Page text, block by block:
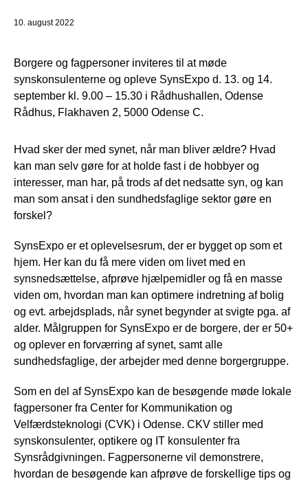
10. august 2022
Borgere og fagpersoner inviteres til at møde
synskonsulenterne og opleve SynsExpo d. 13. og 14.
september kl. 9.00 – 15.30 i Rådhushallen, Odense
Rådhus, Flakhaven 2, 5000 Odense C.
Hvad sker der med synet, når man bliver ældre? Hvad
kan man selv gøre for at holde fast i de hobbyer og
interesser, man har, på trods af det nedsatte syn, og kan
man som ansat i den sundhedsfaglige sektor gøre en
forskel?
SynsExpo er et oplevelsesrum, der er bygget op som et
hjem. Her kan du få mere viden om livet med en
synsnedsættelse, afprøve hjælpemidler og få en masse
viden om, hvordan man kan optimere indretning af bolig
og evt. arbejdsplads, når synet begynder at svigte pga. af
alder. Målgruppen for SynsExpo er de borgere, der er 50+
og oplever en forværring af synet, samt alle
sundhedsfaglige, der arbejder med denne borgergruppe.
Som en del af SynsExpo kan de besøgende møde lokale
fagpersoner fra Center for Kommunikation og
Velfærdsteknologi (CVK) i Odense. CKV stiller med
synskonsulenter, optikere og IT konsulenter fra
Synsrådgivningen. Fagpersonerne vil demonstrere,
hvordan de besøgende kan afprøve de forskellige tips og